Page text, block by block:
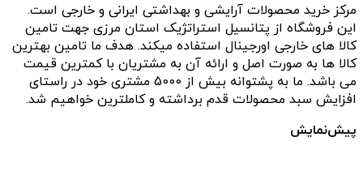
مرکز خرید محصولات آرایشی و بهداشتی ایرانی و خارجی است.
این فروشگاه از پتانسیل استراتژیک استان مرزی جهت تامین
کالا های خارجی اورجینال استفاده میکند. هدف ما تامین بهترین
کالا ها به صورت اصل و ارائه آن به مشتریان با کمترین قیمت
می باشد. ما به پشتوانه بیش از 5000 مشتری خود در راستای
افزایش سبد محصولات قدم برداشته و کاملترین خواهیم شد.
پیش‌نمایش